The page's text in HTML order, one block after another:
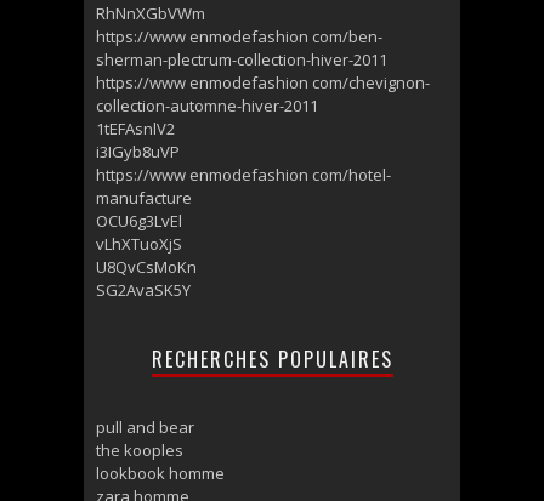
RhNnXGbVWm
https://www enmodefashion com/ben-
sherman-plectrum-collection-hiver-2011
https://www enmodefashion com/chevignon-
collection-automne-hiver-2011
1tEFAsnlV2
i3IGyb8uVP
https://www enmodefashion com/hotel-
manufacture
OCU6g3LvEl
vLhXTuoXjS
U8QvCsMoKn
SG2AvaSK5Y
RECHERCHES POPULAIRES
pull and bear
the kooples
lookbook homme
zara homme